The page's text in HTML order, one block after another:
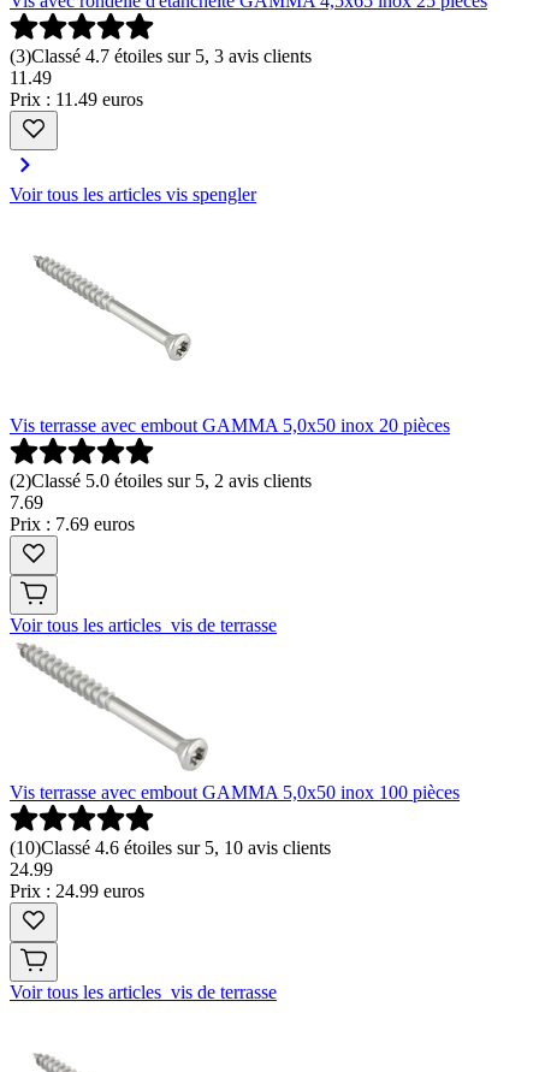
(3)Classé 4.7 étoiles sur 5, 3 avis clients
11 .49
Prix : 11.49 euros
Voir tous les articles vis spengler
Vis terrasse avec embout GAMMA 5,0x50 inox 20 pièces
(2)Classé 5.0 étoiles sur 5, 2 avis clients
7.69
Prix : 7.69 euros
Voir tous les articles vis de terrasse
Vis terrasse avec embout GAMMA 5,0x50 inox 100 pièces
(10)Classé 4.6 étoiles sur 5, 10 avis clients
24.99
Prix : 24.99 euros
Voir tous les articles vis de terrasse